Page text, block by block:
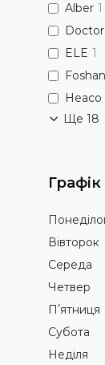
Alber 1
ELE 1
Heaco
Ще 18
Вівторок
Середа
Четвер
Пʼятниця
Субота
Неділя